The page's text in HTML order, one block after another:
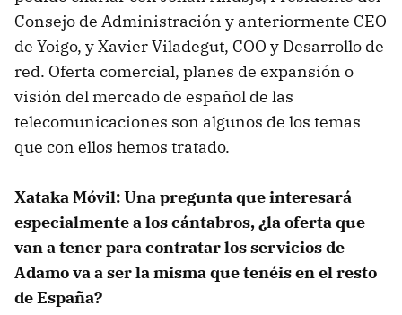
Consejo de Administración y anteriormente CEO
de Yoigo, y Xavier Viladegut, COO y Desarrollo de
red. Oferta comercial, planes de expansión o
visión del mercado de español de las
telecomunicaciones son algunos de los temas
que con ellos hemos tratado.
Xataka Móvil: Una pregunta que interesará
especialmente a los cántabros, ¿la oferta que
van a tener para contratar los servicios de
Adamo va a ser la misma que tenéis en el resto
de España?